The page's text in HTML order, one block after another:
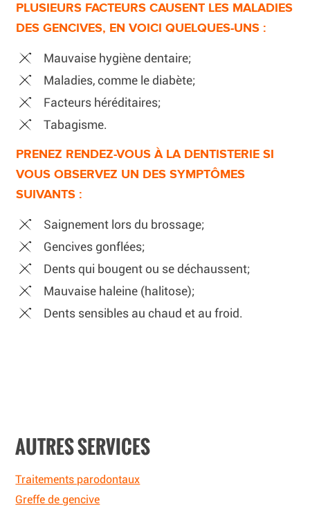
PLUSIEURS FACTEURS CAUSENT LES MALADIES
DES GENCIVES, EN VOICI QUELQUES-UNS :
Mauvaise hygiène dentaire;
Maladies, comme le diabète;
Facteurs héréditaires;
Tabagisme.
PRENEZ RENDEZ-VOUS À LA DENTISTERIE SI
VOUS OBSERVEZ UN DES SYMPTÔMES
SUIVANTS :
Saignement lors du brossage;
Gencives gonflées;
Dents qui bougent ou se déchaussent;
Mauvaise haleine (halitose);
Dents sensibles au chaud et au froid.
AUTRES SERVICES
Traitements parodontaux
Greffe de gencive